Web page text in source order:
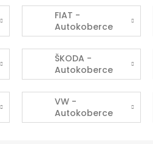
FIAT -
Autokoberce
ŠKODA -
Autokoberce
VW -
Autokoberce